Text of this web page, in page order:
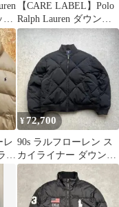
ト
【CARE LABEL】Polo
Ralph Lauren ダウンジ
ャケット
レ
ー
¥ 72,700
90s ラルフローレン ス
カイライナー ダウンジ
ャケット 黒 ポニー刺繍